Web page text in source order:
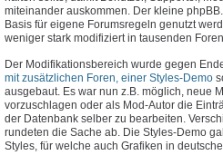
miteinander auskommen. Der kleine
Basis für eigene Forumsregeln genutzt
weniger stark modifiziert in tausenden
Der Modifikationsbereich wurde gegen
mit zusätzlichen Foren, einer Styles-Demo
ausgebaut. Es war nun z.B. möglich, neue
vorzuschlagen oder als Mod-Autor die
der Datenbank selber zu bearbeiten.
rundeten die Sache ab. Die Styles-Demo
Styles, für welche auch Grafiken in